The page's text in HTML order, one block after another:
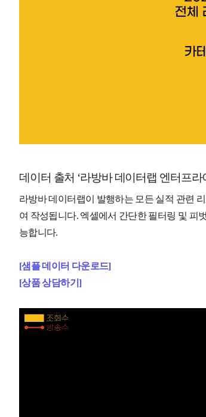
데이터 출처 ‘라방바 데이터랩 엔터프라
라방바 데이터랩이 발행하는 모든 실적 관련
여 작성됩니다. 엑셀에서 간단한 필터링 및 피
능합니다.
[샘플 데이터 다운로드]
[상품 상담하기]